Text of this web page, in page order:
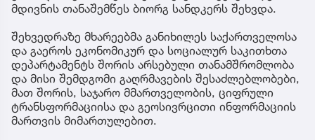
მდივნის თანაშემწეს ბიორგ სანდკერს შეხვდა.
შეხვედრაზე მხარეებმა განიხილეს საქართველოსა
და გაეროს ეკონომიკურ და სოციალურ საკითხთა
დეპარტამენტს შორის არსებული თანამშრომლობა
და მისი შემდგომი გაღრმავების შესაძლებლობები,
მათ შორის, საჯარო მმართველობის, ციფრული
ტრანსფორმაციისა და გეოსივრცითი ინფორმაციის
მართვის მიმართულებით.